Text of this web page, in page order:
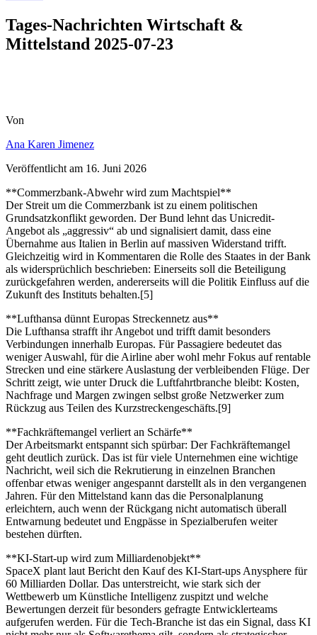
Tages-Nachrichten Wirtschaft &
Mittelstand 2025-07-23
Von
Ana Karen Jimenez
Veröffentlicht am 16. Juni 2026
**Commerzbank-Abwehr wird zum Machtspiel**
Der Streit um die Commerzbank ist zu einem politischen
Grundsatzkonflikt geworden. Der Bund lehnt das Unicredit-
Angebot als „aggressiv“ ab und signalisiert damit, dass eine
Übernahme aus Italien in Berlin auf massiven Widerstand trifft.
Gleichzeitig wird in Kommentaren die Rolle des Staates in der Bank
als widersprüchlich beschrieben: Einerseits soll die Beteiligung
zurückgefahren werden, andererseits will die Politik Einfluss auf die
Zukunft des Instituts behalten.[5]
**Lufthansa dünnt Europas Streckennetz aus**
Die Lufthansa strafft ihr Angebot und trifft damit besonders
Verbindungen innerhalb Europas. Für Passagiere bedeutet das
weniger Auswahl, für die Airline aber wohl mehr Fokus auf rentable
Strecken und eine stärkere Auslastung der verbleibenden Flüge. Der
Schritt zeigt, wie unter Druck die Luftfahrtbranche bleibt: Kosten,
Nachfrage und Margen zwingen selbst große Netzwerker zum
Rückzug aus Teilen des Kurzstreckengeschäfts.[9]
**Fachkräftemangel verliert an Schärfe**
Der Arbeitsmarkt entspannt sich spürbar: Der Fachkräftemangel
geht deutlich zurück. Das ist für viele Unternehmen eine wichtige
Nachricht, weil sich die Rekrutierung in einzelnen Branchen
offenbar etwas weniger angespannt darstellt als in den vergangenen
Jahren. Für den Mittelstand kann das die Personalplanung
erleichtern, auch wenn der Rückgang nicht automatisch überall
Entwarnung bedeutet und Engpässe in Spezialberufen weiter
bestehen dürften.
**KI-Start-up wird zum Milliardenobjekt**
SpaceX plant laut Bericht den Kauf des KI-Start-ups Anysphere für
60 Milliarden Dollar. Das unterstreicht, wie stark sich der
Wettbewerb um Künstliche Intelligenz zuspitzt und welche
Bewertungen derzeit für besonders gefragte Entwicklerteams
aufgerufen werden. Für die Tech-Branche ist das ein Signal, dass KI